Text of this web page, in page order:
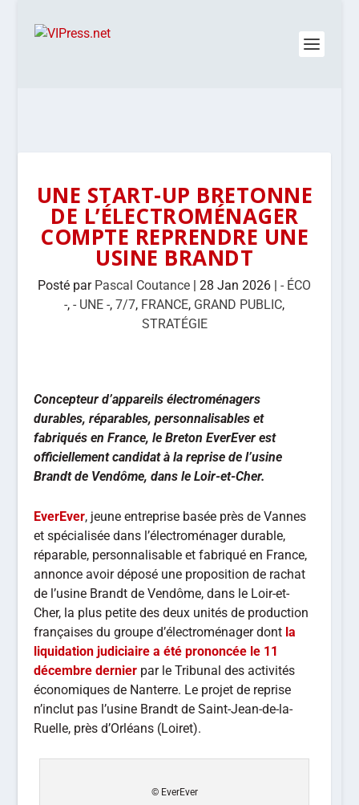
UNE START-UP BRETONNE
DE L’ÉLECTROMÉNAGER
COMPTE REPRENDRE UNE
USINE BRANDT
Posté par Pascal Coutance |28 Jan 2026 |- ÉCO
-,- UNE -,7/7, FRANCE, GRAND PUBLIC,
STRATÉGIE
Concepteur d’appareils électroménagers
durables, réparables, personnalisables et
fabriqués en France, le Breton EverEver est
officiellement candidat à la reprise de l’usine
Brandt de Vendôme, dans le Loir-et-Cher.
EverEver, jeune entreprise basée près de Vannes
et spécialisée dans l’électroménager durable,
réparable, personnalisable et fabriqué en France,
annonce avoir déposé une proposition de rachat
de l’usine Brandt de Vendôme, dans le Loir-et-
Cher, la plus petite des deux unités de production
françaises du groupe d’électroménager dont la
liquidation judiciaire a été prononcée le 11
décembre dernier par le Tribunal des activités
économiques de Nanterre. Le projet de reprise
n’inclut pas l’usine Brandt de Saint-Jean-de-la-
Ruelle, près d’Orléans (Loiret).
© EverEver